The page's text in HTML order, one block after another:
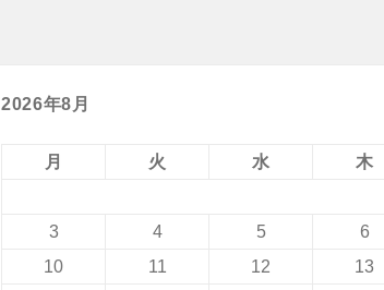
2026年8月
月 火 水 木
3
4 5 6
10
11 12 13